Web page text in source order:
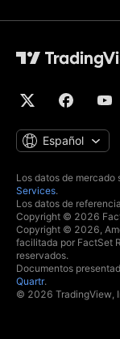
Español
Los datos de
Services.
Los datos de
Copyright © 2026
Copyright © 2026,
facilitada por FactSet
reservados.
Documentos
Quartr.
© 2026 TradingView,